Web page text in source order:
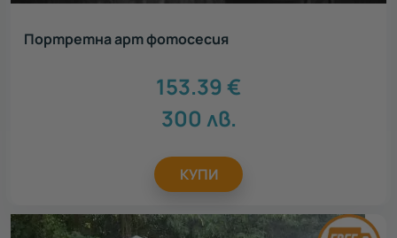
Портретна арт фотосесия
153.39 €
300 лв.
КУПИ